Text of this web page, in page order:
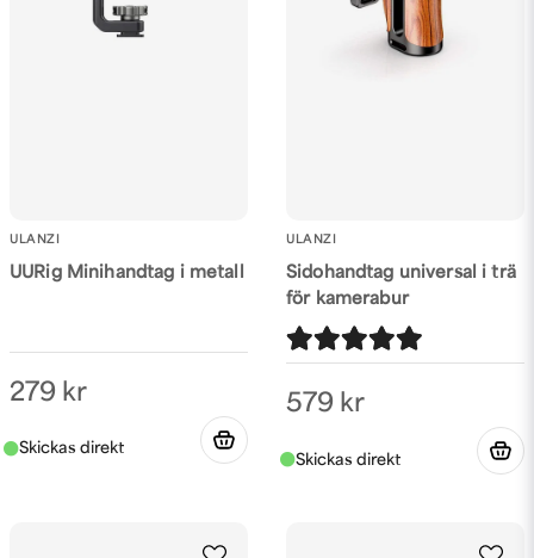
ULANZI
UURig Minihandtag i metall
279 kr
ULANZI
Sidohandtag universal i trä
för kamerabur
579 kr